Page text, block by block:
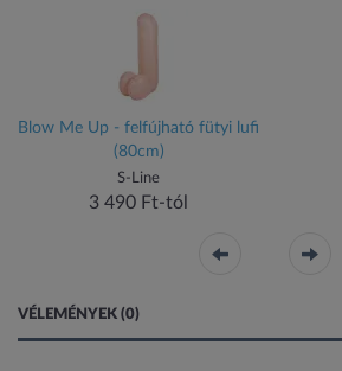
Blow Me Up - felfújható fütyi lufi
(80cm)
S-Line
3 490 Ft-tól
VÉLEMÉNYEK (0)